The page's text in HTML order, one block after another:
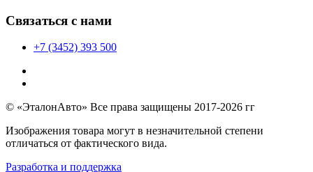
Связаться с нами
+7 (3452) 393 500
© «ЭталонАвто» Все права защищены 2017-2026 гг
Изображения товара могут в незначительной степени
отличаться от фактического вида.
Разработка и поддержка